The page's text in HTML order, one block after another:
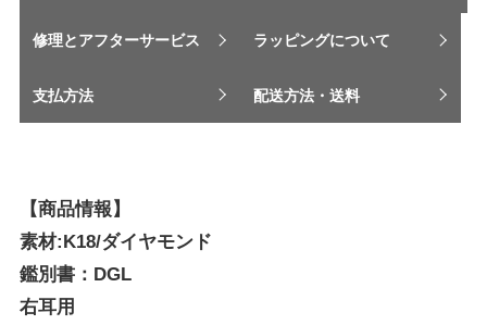
修理とアフターサービス ラッピングについて
支払方法 配送方法・送料
【商品情報】
素材:K18/ダイヤモンド
鑑別書：DGL
右耳用